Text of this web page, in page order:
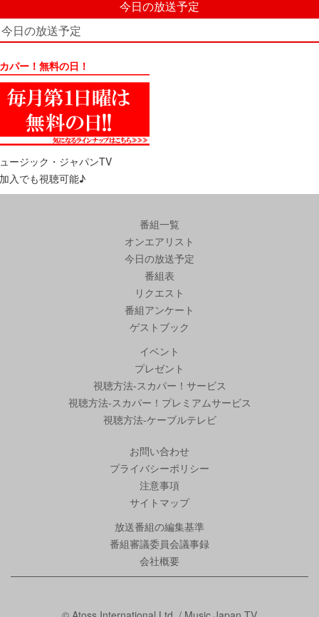
今日の放送予定
今日の放送予定
パー！無料の日！
ージック・ジャパンTV
入でも視聴可能♪
番組一覧
オンエアリスト
今日の放送予定
番組表
リクエスト
番組アンケート
ゲストブック
イベント
プレゼント
視聴方法-スカパー！サービス
視聴方法-スカパー！プレミアムサービス
視聴方法-ケーブルテレビ
お問い合わせ
プライバシーポリシー
注意事項
サイトマップ
放送番組の編集基準
番組審議委員会議事録
会社概要